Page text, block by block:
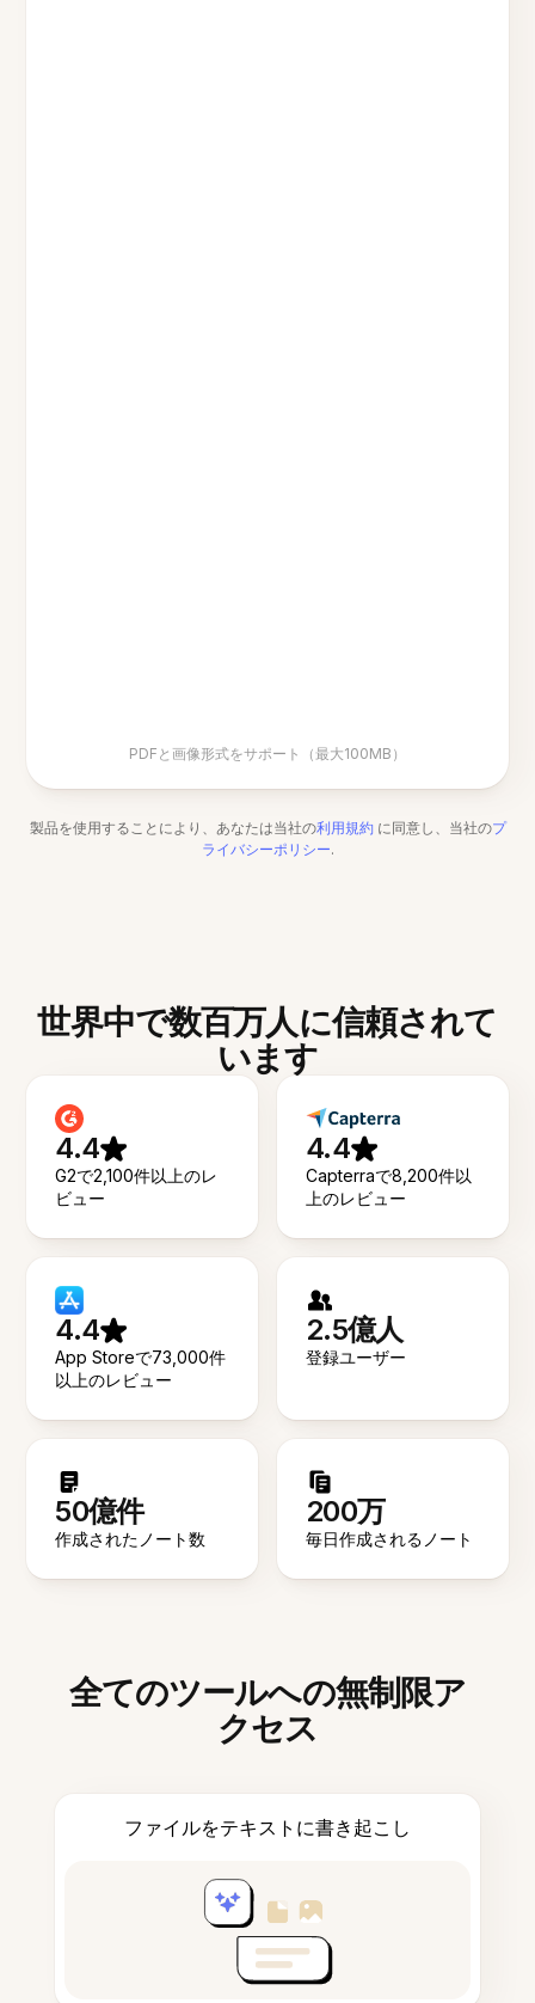
PDFと画像形式をサポート（最大100MB）
製品を使用することにより、あなたは当社の利用規約 に同意し、当社のプ
ライバシーポリシー.
世界中で数百万人に信頼されて
います
4.4
G2で2,100件以上のレ
ビュー
4.4
Capterraで8,200件以
上のレビュー
4.4
App Storeで73,000件
以上のレビュー
2.5億人
登録ユーザー
50億件
作成されたノート数
200万
毎日作成されるノート
全てのツールへの無制限ア
クセス
ファイルをテキストに書き起こし